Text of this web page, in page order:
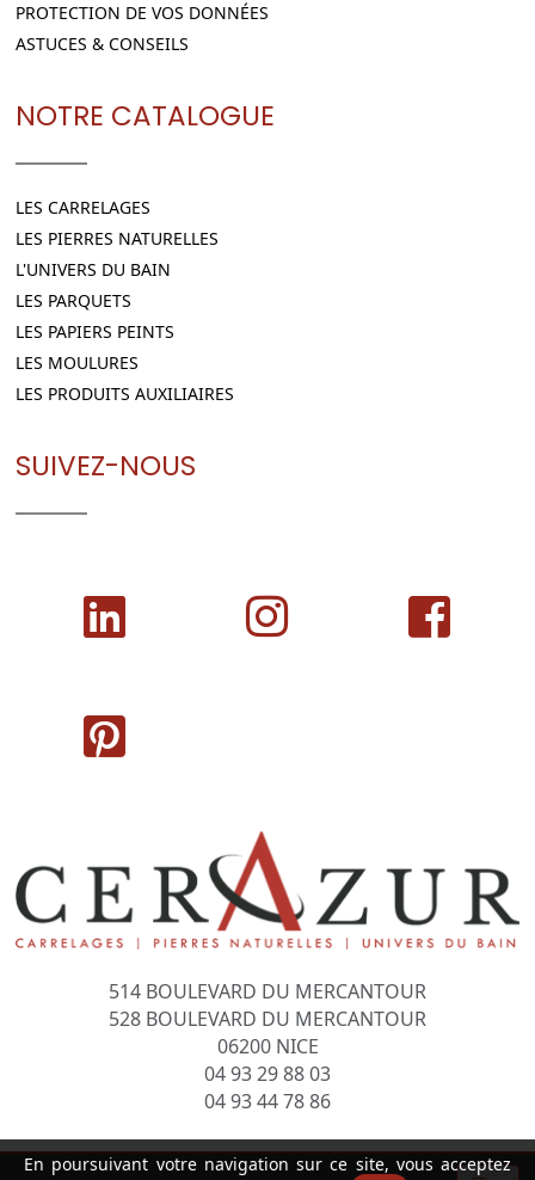
PROTECTION DE VOS DONNÉES
ASTUCES & CONSEILS
NOTRE CATALOGUE
LES CARRELAGES
LES PIERRES NATURELLES
L'UNIVERS DU BAIN
LES PARQUETS
LES PAPIERS PEINTS
LES MOULURES
LES PRODUITS AUXILIAIRES
SUIVEZ-NOUS
514 BOULEVARD DU MERCANTOUR
528 BOULEVARD DU MERCANTOUR
06200 NICE
04 93 29 88 03
04 93 44 78 86
En poursuivant votre navigation sur ce site, vous acceptez